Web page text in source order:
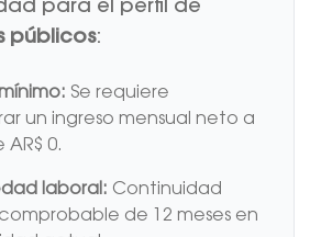
para el perfil de
públicos:
Se requiere
un ingreso mensual neto a
AR$ 0.
laboral: Continuidad
de 12 meses en